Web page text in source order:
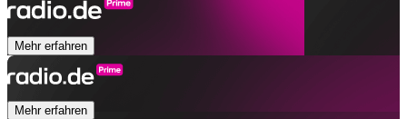
Mehr erfahren
Mehr erfahren